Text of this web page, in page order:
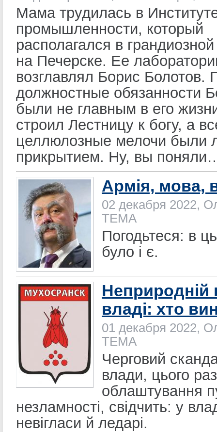
Мама трудилась в
промышленности, который
располагался в
на Печерске. Ее
возглавлял Борис Болотов.
должностные обязанности
были не главным в его
строил Лестницу к богу, а
целлюлозные мелочи были
прикрытием. Ну, вы
Армія, мова,
02 декабря 2022,
ТЕМА
Погодьтеся: в
було і є.
Неприродній
владі: хто
01 декабря 2022,
ТЕМА
Черговий
влади, цього
облаштування
незламності, свідчить: у
невігласи й ледарі.